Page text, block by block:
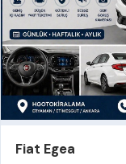
Fiat Egea